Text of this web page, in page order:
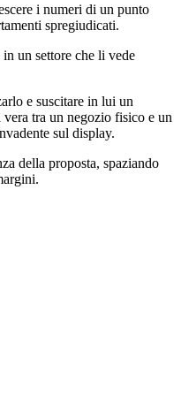
i numeri di un punto
spregiudicati.
un settore che li vede
e suscitare in lui un
tra un negozio fisico e un
sul display.
della proposta, spaziando